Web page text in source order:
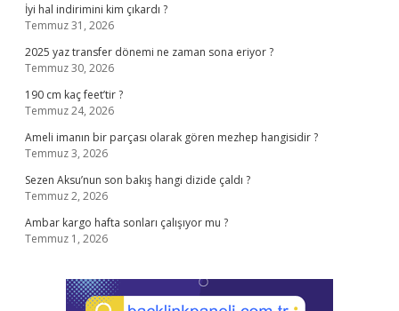
İyi hal indirimini kim çıkardı ?
Temmuz 31, 2026
2025 yaz transfer dönemi ne zaman sona eriyor ?
Temmuz 30, 2026
190 cm kaç feet’tir ?
Temmuz 24, 2026
Ameli imanın bir parçası olarak gören mezhep hangisidir ?
Temmuz 3, 2026
Sezen Aksu’nun son bakış hangi dizide çaldı ?
Temmuz 2, 2026
Ambar kargo hafta sonları çalışıyor mu ?
Temmuz 1, 2026